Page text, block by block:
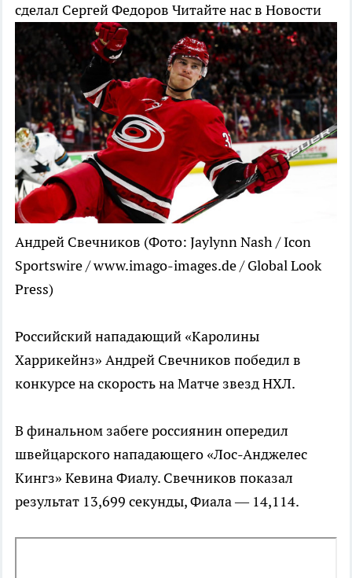
сделал Сергей Федоров Читайте нас в Новости
Андрей Свечников (Фото: Jaylynn Nash / Icon
Sportswire / www.imago-images.de / Global Look
Press)
Российский нападающий «Каролины
Харрикейнз» Андрей Свечников победил в
конкурсе на скорость на Матче звезд НХЛ.
В финальном забеге россиянин опередил
швейцарского нападающего «Лос-Анджелес
Кингз» Кевина Фиалу. Свечников показал
результат 13,699 секунды, Фиала — 14,114.